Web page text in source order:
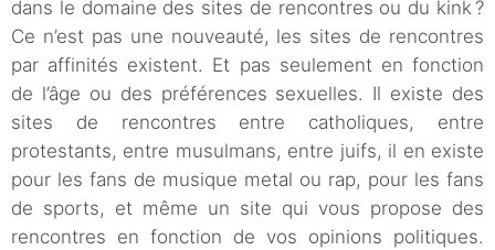
dans le domaine des sites de rencontres ou du kink ?
Ce n’est pas une nouveauté, les sites de rencontres
par affinités existent. Et pas seulement en fonction
de l’âge ou des préférences sexuelles. Il existe des
sites de rencontres entre catholiques, entre
protestants, entre musulmans, entre juifs, il en existe
pour les fans de musique metal ou rap, pour les fans
de sports, et même un site qui vous propose des
rencontres en fonction de vos opinions politiques.